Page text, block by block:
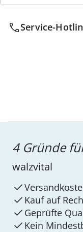
Service-
4 Gründe
walzvital
Kauf auf
Geprüfte
Kein